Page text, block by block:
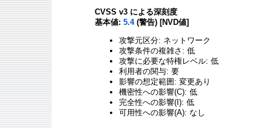
CVSS v3 による深刻度
基本値: 5.4(警告) [NVD値]
攻撃元区分: ネットワーク
攻撃条件の複雑さ: 低
攻撃に必要な特権レベル: 低
利用者の関与: 要
影響の想定範囲: 変更あり
機密性への影響(C): 低
完全性への影響(I): 低
可用性への影響(A): なし